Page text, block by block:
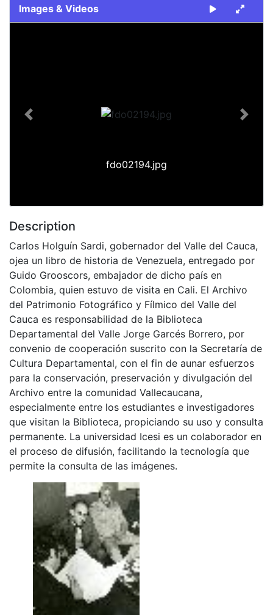
Images & Videos
fdo02194.jpg
Previous Next
Description
Carlos Holguín Sardi, gobernador del Valle del Cauca,
ojea un libro de historia de Venezuela, entregado por
Guido Grooscors, embajador de dicho país en
Colombia, quien estuvo de visita en Cali. El Archivo
del Patrimonio Fotográfico y Fílmico del Valle del
Cauca es responsabilidad de la Biblioteca
Departamental del Valle Jorge Garcés Borrero, por
convenio de cooperación suscrito con la Secretaría de
Cultura Departamental, con el fin de aunar esfuerzos
para la conservación, preservación y divulgación del
Archivo entre la comunidad Vallecaucana,
especialmente entre los estudiantes e investigadores
que visitan la Biblioteca, propiciando su uso y consulta
permanente. La universidad Icesi es un colaborador en
el proceso de difusión, facilitando la tecnología que
permite la consulta de las imágenes.